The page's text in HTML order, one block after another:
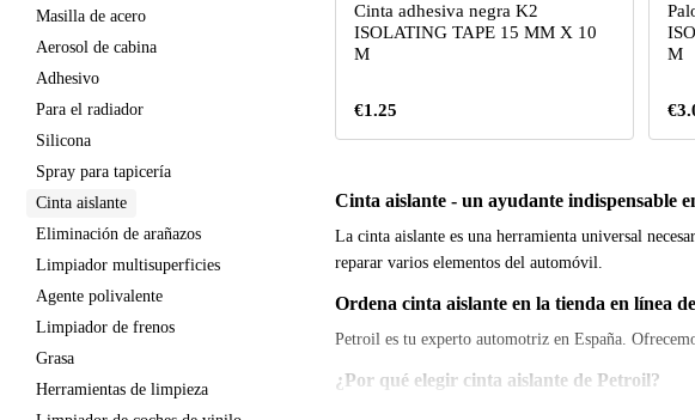
Cinta aislante - un ayudante indispensable
La cinta aislante es una herramienta universal
reparar varios elementos del automóvil.
Ordena cinta aislante en la tienda en línea
Petroil es tu experto automotriz en España.
¿Por qué elegir cinta aislante de Petroil?
Cinta adhesiva negra K2
ISOLATING TAPE 15 MM X 10
M
€1.25
M
Masilla de acero
Aerosol de cabina
Adhesivo
Para el radiador
Silicona
Spray para tapicería
Cinta aislante
Eliminación de arañazos
Limpiador multisuperficies
Agente polivalente
Limpiador de frenos
Grasa
Herramientas de limpieza